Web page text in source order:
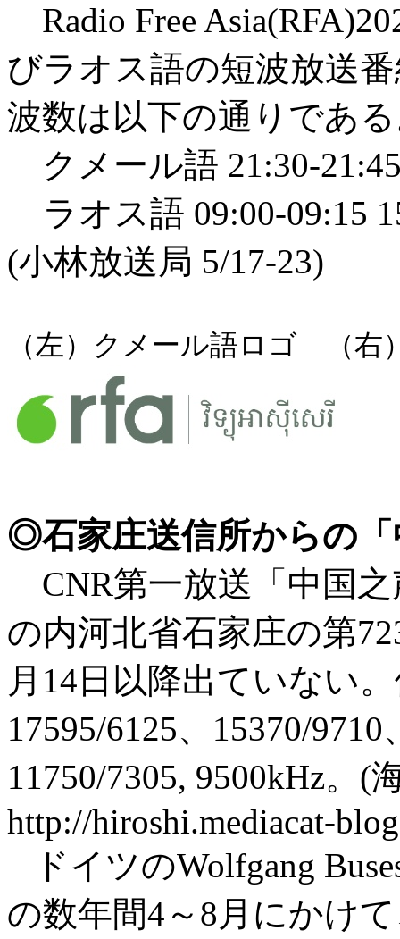
Radio Free
びラオス語の短波放送
波数は以下の通りであ
クメール語 21:30-
ラオス語 09:00-09:15
(小林放送局 5/17-23)
（左）クメール語ロゴ （右
◎石家庄送信所からの
CNR第一放送「中国之
の内河北省石家庄の第
月14日以降出ていない
17595/6125、15370/
11750/7305, 9500kHz。
http://hiroshi.mediacat-
ドイツのWolfgang
の数年間4～8月にかけ